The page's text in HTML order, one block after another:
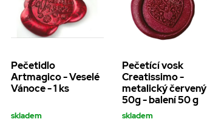
Pečetidlo
Artmagico - Veselé
Vánoce - 1 ks
skladem
Pečetící vosk
Creatissimo -
metalický červený
50g - balení 50 g
skladem